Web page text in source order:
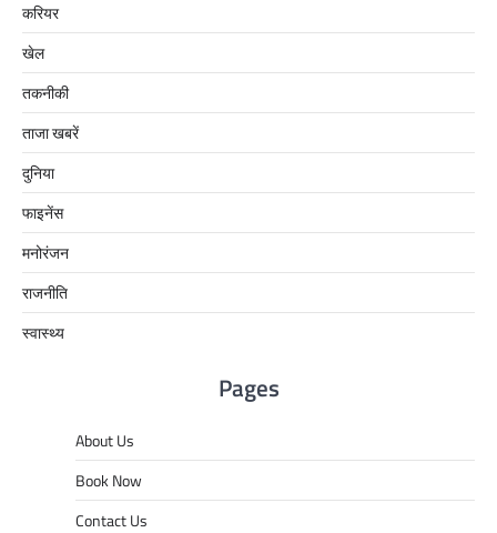
करियर
खेल
तकनीकी
ताजा खबरें
दुनिया
फाइनेंस
मनोरंजन
राजनीति
स्वास्थ्य
Pages
About Us
Book Now
Contact Us